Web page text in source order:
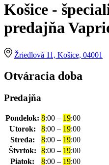
Košice -
predajňa
Žriedlová 11, Košice, 04001
Otváracia doba
Predajňa
Pondelok: 8:00 – 19:00
Utorok:
8:00 – 19:00
Streda:
8:00 – 19:00
Štvrtok:
8:00 – 19:00
Piatok:
8:00 – 19:00